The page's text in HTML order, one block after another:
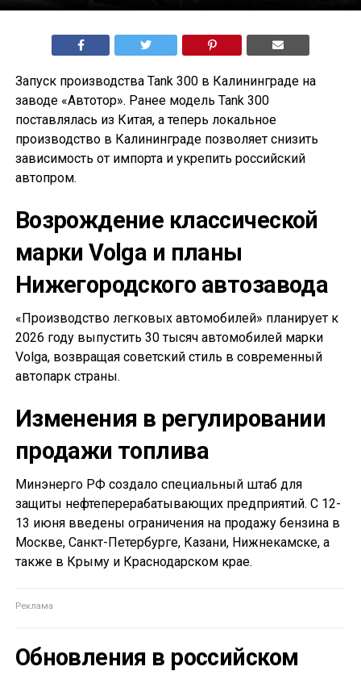
Запуск производства Tank 300 в Калининграде на
заводе «Автотор». Ранее модель Tank 300
поставлялась из Китая, а теперь локальное
производство в Калининграде позволяет снизить
зависимость от импорта и укрепить российский
автопром.
Возрождение классической
марки Volga и планы
Нижегородского автозавода
«Производство легковых автомобилей» планирует к
2026 году выпустить 30 тысяч автомобилей марки
Volga, возвращая советский стиль в современный
автопарк страны.
Изменения в регулировании
продажи топлива
Минэнерго РФ создало специальный штаб для
защиты нефтеперерабатывающих предприятий. С 12-
13 июня введены ограничения на продажу бензина в
Москве, Санкт-Петербурге, Казани, Нижнекамске, а
также в Крыму и Краснодарском крае.
Обновления в российском